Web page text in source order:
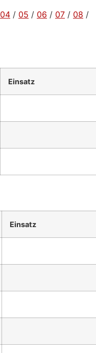
04 / 05 / 06 / 07 / 08 /
Einsatz
Einsatz